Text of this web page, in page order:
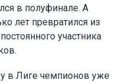
в полуфинале. А
лет превратился из
участника
в Лиге чемпионов уже